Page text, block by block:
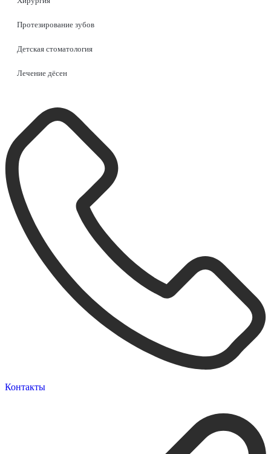
Протезирование зубов
Детская стоматология
Лечение дёсен
Контакты